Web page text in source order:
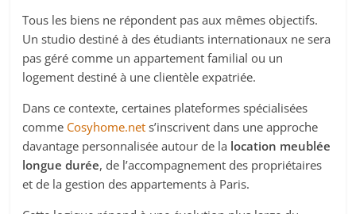
Tous les biens ne répondent pas aux mêmes objectifs.
Un studio destiné à des étudiants internationaux ne sera
pas géré comme un appartement familial ou un
logement destiné à une clientèle expatriée.
Dans ce contexte, certaines plateformes spécialisées
comme Cosyhome.net s’inscrivent dans une approche
davantage personnalisée autour de la location meublée
longue durée, de l’accompagnement des propriétaires
et de la gestion des appartements à Paris.